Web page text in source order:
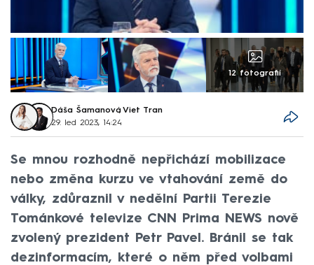
12 fotografií
Dáša Šamanová, Viet Tran
29. led 2023, 14:24
Se mnou rozhodně nepřichází mobilizace
nebo změna kurzu ve vtahování země do
války, zdůraznil v nedělní Partii Terezie
Tománkové televize CNN Prima NEWS nově
zvolený prezident Petr Pavel. Bránil se tak
dezinformacím, které o něm před volbami